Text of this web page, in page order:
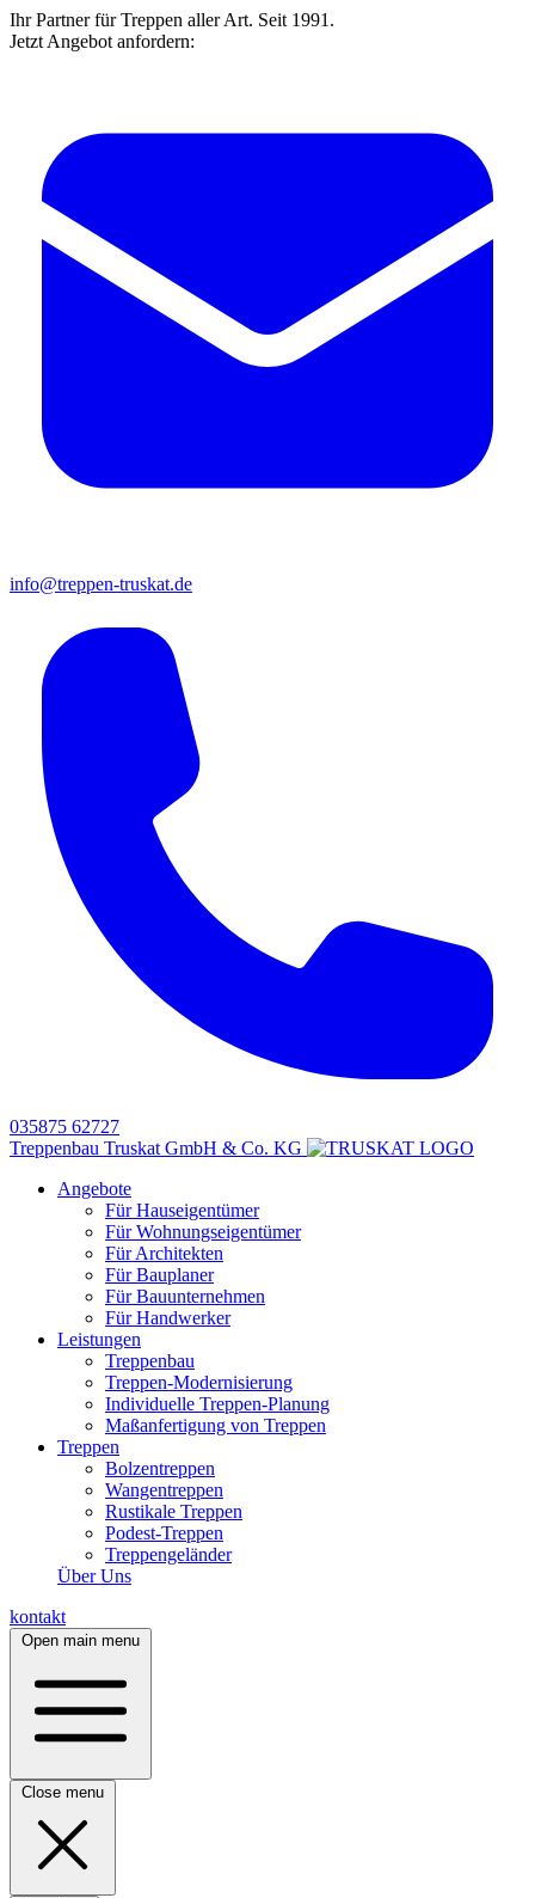
Ihr Partner für Treppen aller Art. Seit 1991.
Jetzt Angebot anfordern:
info@treppen-truskat.de
035875 62727
Treppenbau Truskat GmbH & Co. KG
Angebote
Für Hauseigentümer
Für Wohnungseigentümer
Für Architekten
Für Bauplaner
Für Bauunternehmen
Für Handwerker
Leistungen
Treppenbau
Treppen-Modernisierung
Individuelle Treppen-Planung
Maßanfertigung von Treppen
Treppen
Bolzentreppen
Wangentreppen
Rustikale Treppen
Podest-Treppen
Treppengeländer
Über Uns
kontakt
Open main menu
Close menu